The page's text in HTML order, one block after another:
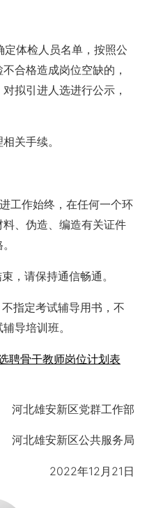
体检人员名单，按照公
合格造成岗位空缺的，
拟引进人选进行公示，
关手续。
作始终，在任何一个环
、伪造、编造有关证件
请保持通信畅通。
指定考试辅导用书，不
导培训班。
聘骨干教师岗位计划表
河北雄安新区党群工作部
河北雄安新区公共服务局
2022年12月21日